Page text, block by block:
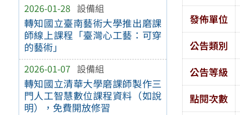
2026-01-28 設備組
轉知國立臺南藝術大學推出磨課
師線上課程「臺灣心工藝：可穿
的藝術」
2026-01-07 設備組
轉知國立清華大學磨課師製作三
門人工智慧數位課程資料（如說
明），免費開放修習
發佈單位
公告類別
公告等級
點閱次數